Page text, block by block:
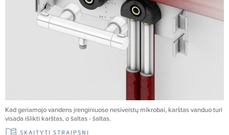
Kad geriamojo vandens įrenginiuose nesiveistų mikrobai, karštas vanduo turi
visada išlikti karštas, o šaltas - šaltas.
SKAITYTI STRAIPSNĮ